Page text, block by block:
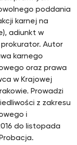
poddania
karnej na
adiunkt w
prokurator. Autor
karnego
oraz prawa
w Krajowej
Prowadzi
z zakresu
i
do listopada